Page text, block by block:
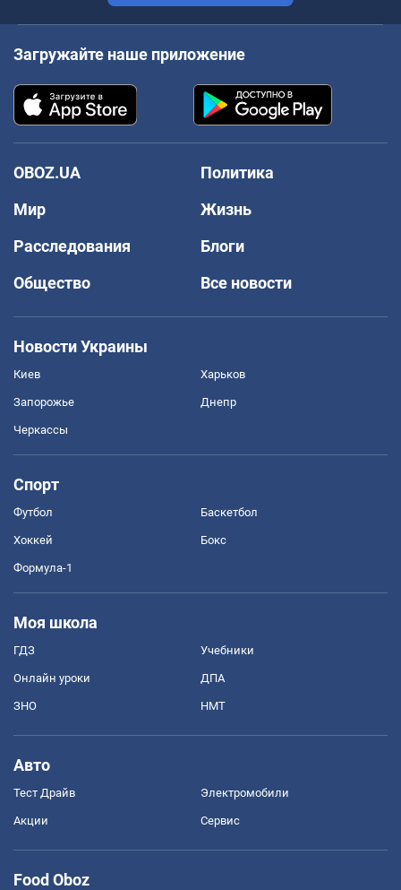
Загружайте наше приложение
OBOZ.UA
Политика
Мир
Жизнь
Расследования
Блоги
Общество
Все новости
Новости Украины
Киев Харьков
Запорожье Днепр
Черкассы
Спорт
Футбол Баскетбол
Хоккей Бокс
Формула-1
Моя школа
ГДЗ Учебники
Онлайн уроки ДПА
ЗНО НМТ
Авто
Тест Драйв Электромобили
Акции Сервис
Food Oboz